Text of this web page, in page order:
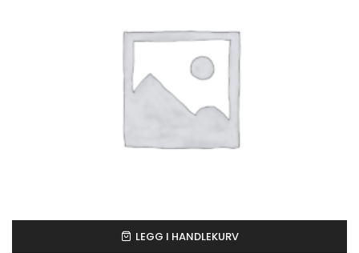
LEGG I HANDLEKURV